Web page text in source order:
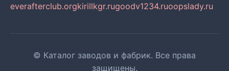
everafterclub.orgkirillkgr.rugoodv1234.ruoopslady.ru
© Каталог заводов и фабрик. Все права
защищены.